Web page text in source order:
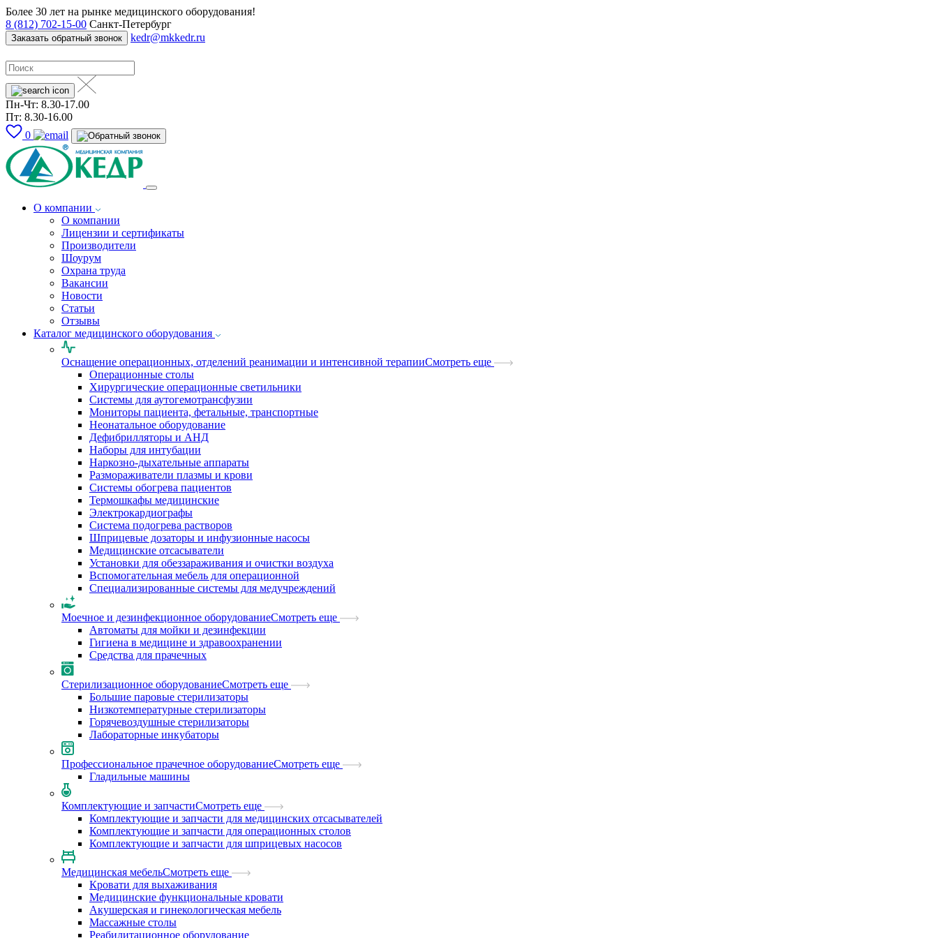
Более 30 лет на рынке медицинского оборудования!
8 (812) 702-15-00 Санкт-Петербург
Заказать обратный звонок kedr@mkkedr.ru
Пн-Чт: 8.30-17.00
Пт: 8.30-16.00
0
О компании
О компании
Лицензии и сертификаты
Производители
Шоурум
Охрана труда
Вакансии
Новости
Статьи
Отзывы
Каталог медицинского оборудования
Оснащение операционных, отделений реанимации и интенсивной терапииСмотреть еще
Операционные столы
Хирургические операционные светильники
Системы для аутогемотрансфузии
Мониторы пациента, фетальные, транспортные
Неонатальное оборудование
Дефибрилляторы и АНД
Наборы для интубации
Наркозно-дыхательные аппараты
Размораживатели плазмы и крови
Системы обогрева пациентов
Термошкафы медицинские
Электрокардиографы
Cистема подогрева растворов
Шприцевые дозаторы и инфузионные насосы
Медицинские отсасыватели
Установки для обеззараживания и очистки воздуха
Вспомогательная мебель для операционной
Специализированные системы для медучреждений
Моечное и дезинфекционное оборудованиеСмотреть еще
Автоматы для мойки и дезинфекции
Гигиена в медицине и здравоохранении
Средства для прачечных
Стерилизационное оборудованиеСмотреть еще
Большие паровые стерилизаторы
Низкотемпературные стерилизаторы
Горячевоздушные стерилизаторы
Лабораторные инкубаторы
Профессиональное прачечное оборудованиеСмотреть еще
Гладильные машины
Комплектующие и запчастиСмотреть еще
Комплектующие и запчасти для медицинских отсасывателей
Комплектующие и запчасти для операционных столов
Комплектующие и запчасти для шприцевых насосов
Медицинская мебельСмотреть еще
Кровати для выхаживания
Медицинские функциональные кровати
Акушерская и гинекологическая мебель
Массажные столы
Реабилитационное оборудование